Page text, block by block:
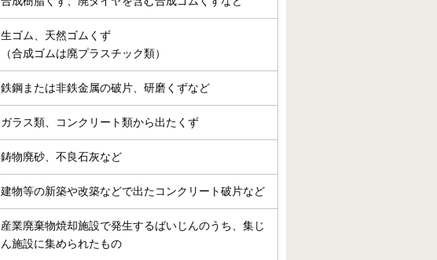
生ゴム、天然ゴムくず
（合成ゴムは廃プラスチック類）
鉄鋼または非鉄金属の破片、研磨くずなど
ガラス類、コンクリート類から出たくず
鋳物廃砂、不良石灰など
建物等の新築や改築などで出たコンクリート破片など
産業廃棄物焼却施設で発生するばいじんのうち、集じ
ん施設に集められたもの